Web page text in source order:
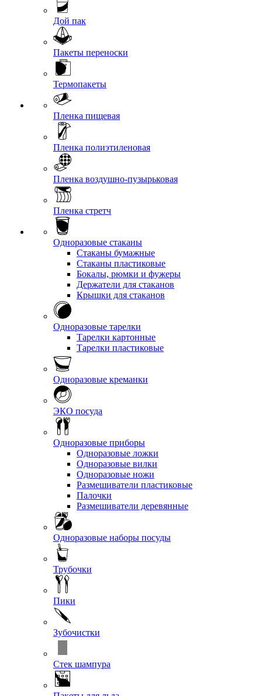
Дой пак
Пакеты переноски
Термопакеты
Пленка пищевая
Пленка полиэтиленовая
Пленка воздушно-пузырьковая
Пленка стретч
Одноразовые стаканы
Стаканы бумажные
Стаканы пластиковые
Бокалы, рюмки и фужеры
Держатели для стаканов
Крышки для стаканов
Одноразовые тарелки
Тарелки картонные
Тарелки пластиковые
Одноразовые креманки
ЭКО посуда
Одноразовые приборы
Одноразовые ложки
Одноразовые вилки
Одноразовые ножи
Размешиватели пластиковые
Палочки
Размешиватели деревянные
Одноразовые наборы посуды
Трубочки
Пики
Зубочистки
Стек шампура